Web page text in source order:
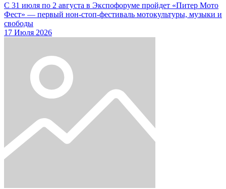
С 31 июля по 2 августа в Экспофоруме пройдет «Питер Мото
Фест» — первый нон-стоп-фестиваль мотокультуры, музыки и
свободы
17 Июля 2026